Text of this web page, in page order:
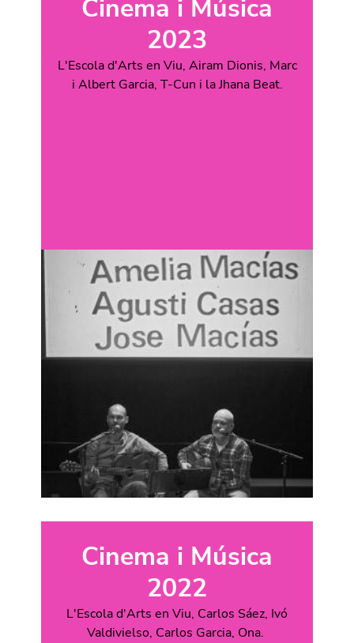
Cinema i Música
2023
L'Escola d'Arts en Viu, Airam Dionis, Marc
i Albert Garcia, T-Cun i la Jhana Beat.
Cinema i Música
2022
L'Escola d'Arts en Viu, Carlos Sáez, Ivó
Valdivielso, Carlos Garcia, Ona.